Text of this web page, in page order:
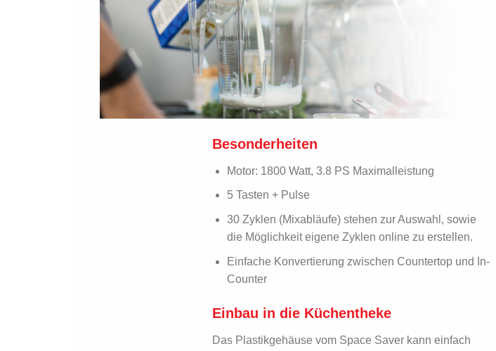
Besonderheiten
Motor: 1800 Watt, 3.8 PS Maximalleistung
5 Tasten + Pulse
30 Zyklen (Mixabläufe) stehen zur Auswahl, sowie
die Möglichkeit eigene Zyklen online zu erstellen.
Einfache Konvertierung zwischen Countertop und In-
Counter
Einbau in die Küchentheke
Das Plastikgehäuse vom Space Saver kann einfach